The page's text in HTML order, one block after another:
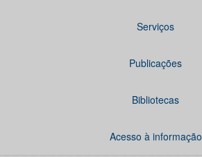
Serviços
Publicações
Bibliotecas
Acesso à informação